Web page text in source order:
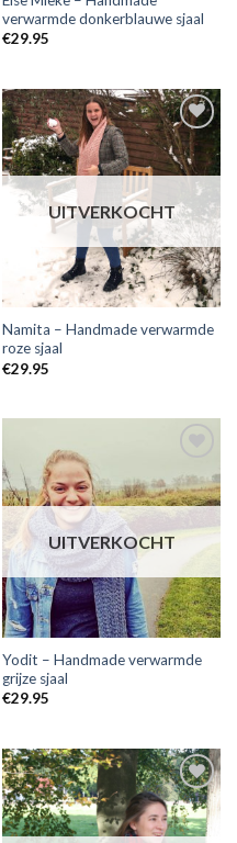
verwarmde donkerblauwe sjaal
€29.95
Toevoegen
aan
wensenlijst
UITVERKOCHT
Namita – Handmade verwarmde
roze sjaal
€29.95
aan
wensenlijst
UITVERKOCHT
Yodit – Handmade verwarmde
grijze sjaal
€29.95
Toevoegen
aan
wensenlijst